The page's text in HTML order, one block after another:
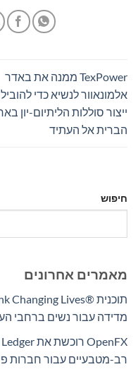
TexPower ממנה את באדר
אלמונאוור לנשיא כדי
ייצור סוללות הליתיום-יון
הברית אל העתיד
חיפוש
מאמרים אחרונים
מדידה עבור נשים ברחבי
רב-מטבעיים עבור חברות